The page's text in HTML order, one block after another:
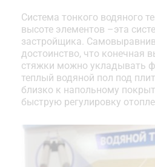
Система тонкого водяного
высоте элементов –эта
застройщика.
достоинство, что конечная
стяжки можно укладывать
теплый водяной пол под
близко к напольному
быструю регулировку